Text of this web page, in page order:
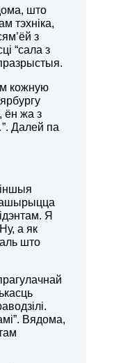
што
тэхніка,
з
“сала з
кожную
ён жа з
Далей па
Я
а як
што
Вядома,